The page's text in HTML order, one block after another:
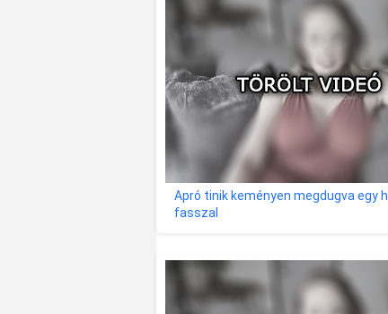
Apró tinik keményen megdugva egy
fasszal